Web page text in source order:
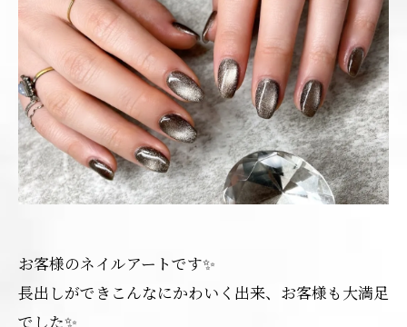
お客様のネイルアートです✨
長出しができこんなにかわいく出来、お客様も大満足
でした✨